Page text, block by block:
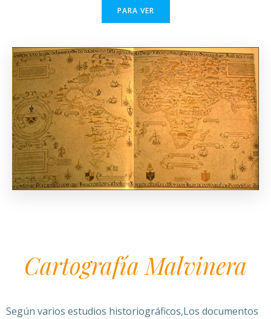
PARA VER
Cartografía Malvinera
Según varios estudios historiográficos,Los documentos